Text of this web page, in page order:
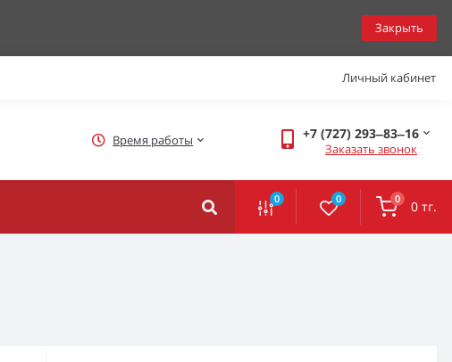
Закрыть
Личный кабинет
Время работы +7 (727) 293‒83‒16
Заказать звонок
0 0 0 0 тг.